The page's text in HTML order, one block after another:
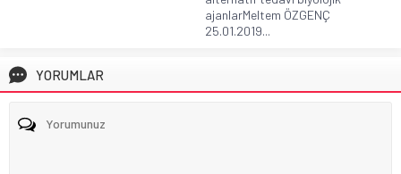
ajanlarMeltem ÖZGENÇ
25.01.2019...
YORUMLAR